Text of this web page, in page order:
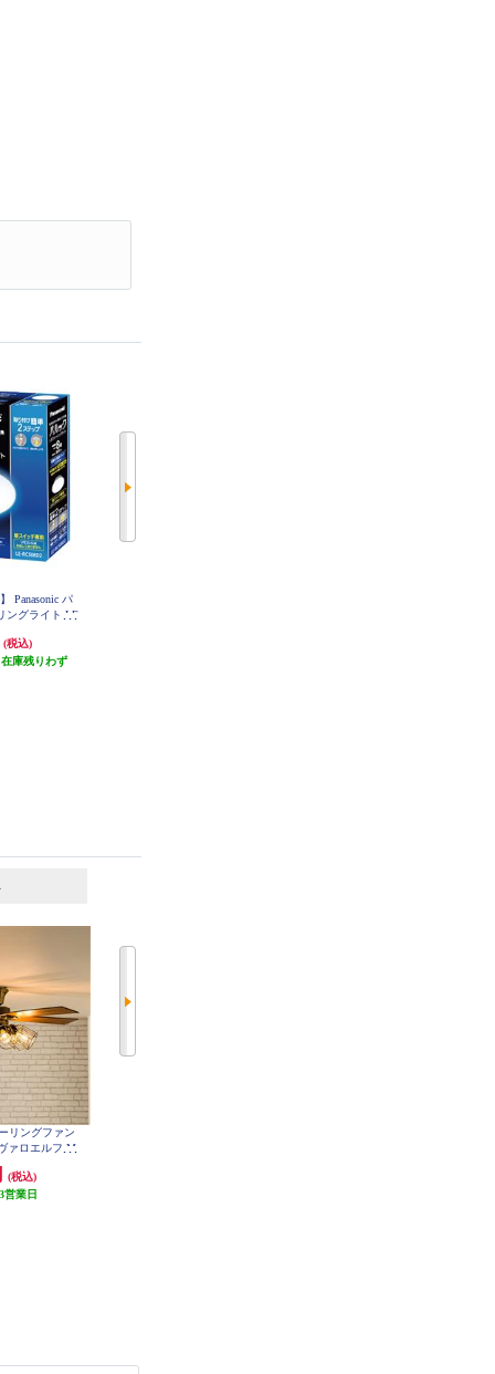
Panasonic パ
ングライト LE
(税込)
庫残りわず
リングファン
ァロエルフ M
CF048-GD
(税込)
3営業日